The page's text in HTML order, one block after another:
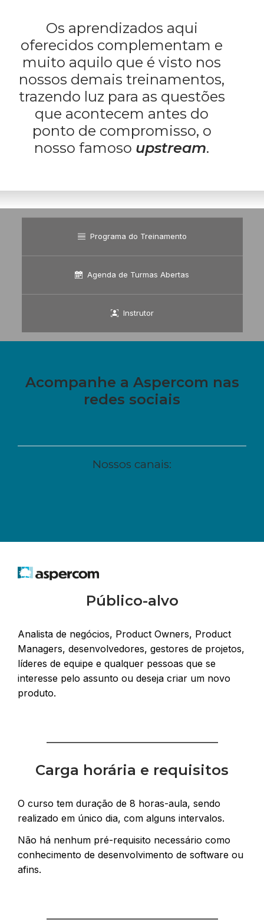
Os aprendizados aqui
oferecidos complementam e
muito aquilo que é visto nos
nossos demais treinamentos,
trazendo luz para as questões
que acontecem antes do
ponto de compromisso, o
nosso famoso upstream.
Programa do Treinamento
Agenda de Turmas Abertas
Instrutor
Acompanhe a Aspercom nas
redes sociais
Nossos canais:
Público-alvo
Analista de negócios, Product Owners, Product
Managers, desenvolvedores, gestores de projetos,
líderes de equipe e qualquer pessoas que se
interesse pelo assunto ou deseja criar um novo
produto.
Carga horária e requisitos
O curso tem duração de 8 horas-aula, sendo
realizado em único dia, com alguns intervalos.
Não há nenhum pré-requisito necessário como
conhecimento de desenvolvimento de software ou
afins.